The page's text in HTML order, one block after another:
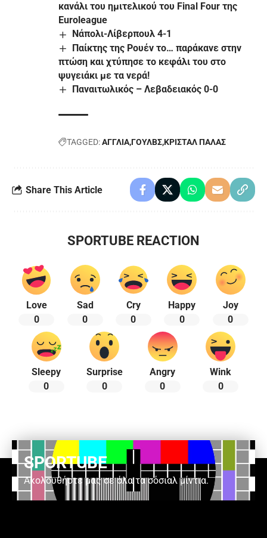
κανάλι του ημιτελικού του Final Four της
Euroleague
Νάπολι-Λίβερπουλ 4-1
Παίκτης της Ρουέν το… παράκανε στην
πτώση και χτύπησε το κεφάλι του στο
ψυγειάκι με τα νερά!
Παναιτωλικός – Λεβαδειακός 0-0
TAGGED:ΑΓΓΛΙΑΓΟΥΛΒΣΚΡΙΣΤΑΛ ΠΑΛΑΣ
Share This Article
SPORTUBE REACTION
Love
0
Sad
0
Cry
0
Happy
0
Joy
0
Sleepy
0
Surprise
0
Angry
0
Wink
0
SPORTUBE
Ακολουθήστε μας σε όλα τα σόσιαλ μίντια.